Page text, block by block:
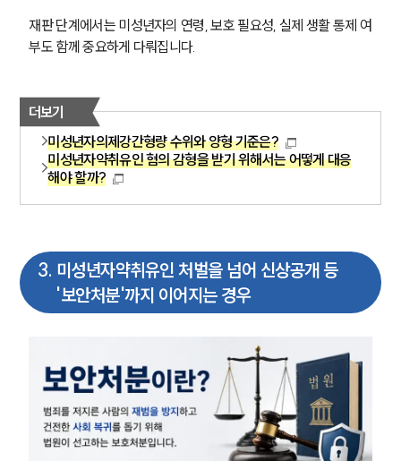
통합검색
AI대륜
형사 주요 업무사례
사례분석/최신동향
형사 법률정보
형사소송·상담후기
업무분야
형사그룹 업무
구성원 소개
형사전문변호사
재판 단계에서는 미성년자의 연령, 보호 필요성, 실제 생활 통제 여
부도 함께 중요하게 다뤄집니다.
더보기
미성년자의제강간형량 수위와 양형 기준은?
미성년자약취유인 혐의 감형을 받기 위해서는 어떻게 대응
해야 할까?
3. 미성년자약취유인 처벌을 넘어 신상공개 등
'보안처분'까지 이어지는 경우